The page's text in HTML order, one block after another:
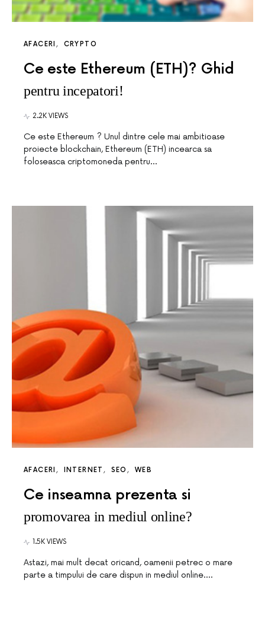
AFACERI CRYPTO
Ce este Ethereum (ETH)? Ghid
pentru incepatori!
2.2K VIEWS
Ce este Ethereum ? Unul dintre cele mai ambitioase
proiecte blockchain, Ethereum (ETH) incearca sa
foloseasca criptomoneda pentru…
AFACERI INTERNET SEO WEB
Ce inseamna prezenta si
promovarea in mediul online?
1.5K VIEWS
Astazi, mai mult decat oricand, oamenii petrec o mare
parte a timpului de care dispun in mediul online.…